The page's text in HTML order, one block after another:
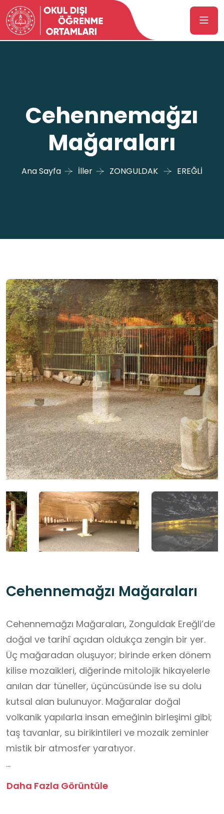
Cehennemağzı
Mağaraları
Ana Sayfa İller ZONGULDAK EREĞLİ
Cehennemağzı Mağaraları
Cehennemağzı Mağaraları, Zonguldak Ereğli’de
doğal ve tarihî açıdan oldukça zengin bir yer.
Üç mağaradan oluşuyor; birinde erken dönem
kilise mozaikleri, diğerinde mitolojik hikayelerle
anılan dar tüneller, üçüncüsünde ise su dolu
kutsal alan bulunuyor. Mağaralar doğal
volkanik yapılarla insan emeğinin birleşimi gibi;
taş tavanlar, su birikintileri ve mozaik zeminler
mistik bir atmosfer yaratıyor.
Yürüyüş yolları oldukça sade, gezinmek kolay.
Daha Fazla Görüntüle